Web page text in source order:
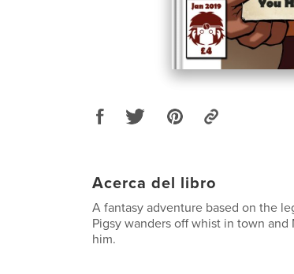
Acerca del libro
A fantasy adventure based on the
Pigsy wanders off whist in town
him.